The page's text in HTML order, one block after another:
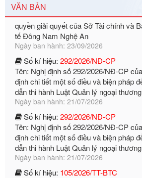
VĂN BẢN
Số kí hiệu:
Tên: Nghị định số 292/2026/NĐ-CP
định chi tiết một số điều và biện pháp
dẫn thi hành Luật Quản lý ngoại thương
Ngày ban hành: 21/07/2026
Số kí hiệu: 292/2026/NĐ-CP
Tên: Nghị định số 292/2026/NĐ-CP
định chi tiết một số điều và biện pháp
dẫn thi hành Luật Quản lý ngoại thương
Ngày ban hành: 21/07/2026
Số kí hiệu: 105/2026/TT-BTC
Tên: Thông tư số 105/2026/TT-BTC
bỏ Thông tư số 87/2019/TT- BТC ngày
2019 của Bộ trưởng Bộ Tài chính
phạt vi phạm hành chính trong lĩnh vực
Ngày ban hành: 21/07/2026